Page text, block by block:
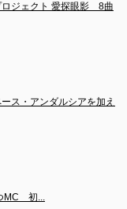
ジェクト 愛探眼影　8曲
ス・アンダルシアを加え
MC　初...